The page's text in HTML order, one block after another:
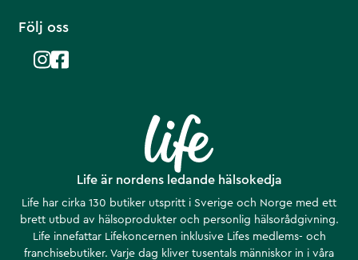
Life är nordens ledande hälsokedja
Life har cirka 130 butiker utspritt i Sverige och Norge med ett
brett utbud av hälsoprodukter och personlig hälsorådgivning.
Life innefattar Lifekoncernen inklusive Lifes medlems- och
franchisebutiker. Varje dag kliver tusentals människor in i våra
Följ oss